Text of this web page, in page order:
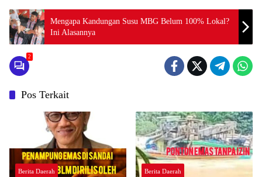
Mengapa Kandungan Susu MBG Belum 100% Lokal?
Ini Alasannya
2
Pos Terkait
Berita Daerah Berita Daerah